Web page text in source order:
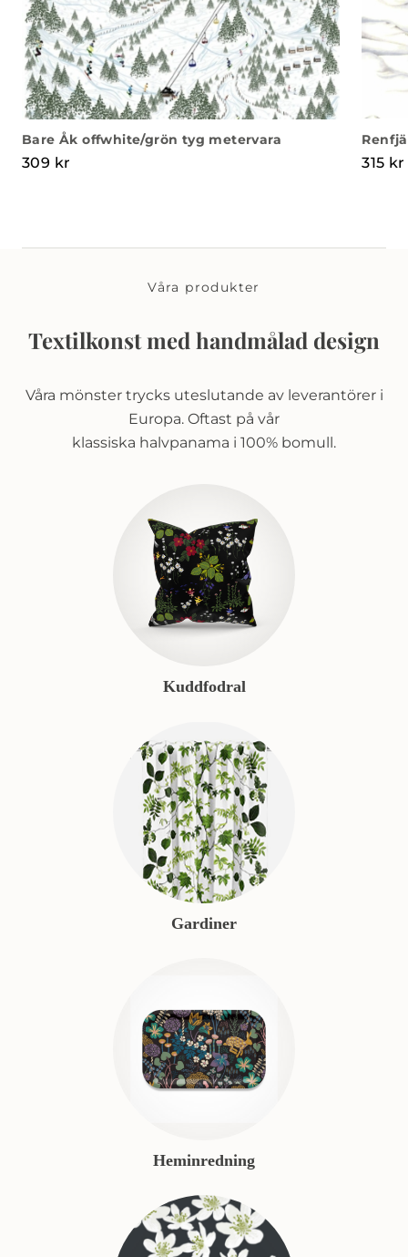
Bare Åk offwhite/grön tyg metervara
309 kr 315 kr
Våra produkter
Textilkonst med handmålad design
Våra mönster trycks uteslutande av leverantörer i
Europa. Oftast på vår
klassiska halvpanama i 100% bomull.
Kuddfodral
Gardiner
Heminredning